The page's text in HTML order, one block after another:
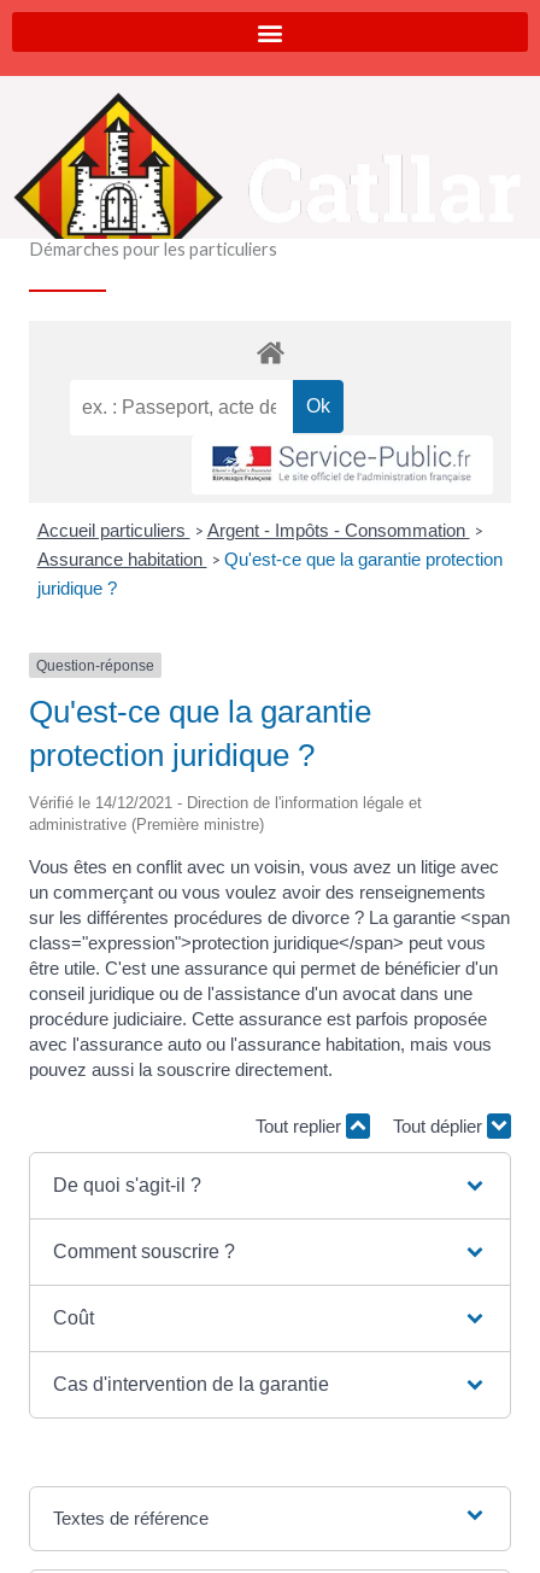
Aller
au
contenu
Démarches pour les particuliers
Accueil particuliers > Argent - Impôts - Consommation >
Assurance habitation > Qu'est-ce que la garantie protection
juridique ?
Question-réponse
Qu'est-ce que la garantie
protection juridique ?
Vérifié le 14/12/2021 - Direction de l'information légale et
administrative (Première ministre)
Vous êtes en conflit avec un voisin, vous avez un litige avec
un commerçant ou vous voulez avoir des renseignements
sur les différentes procédures de divorce ? La garantie <span
class="expression">protection juridique</span> peut vous
être utile. C'est une assurance qui permet de bénéficier d'un
conseil juridique ou de l'assistance d'un avocat dans une
procédure judiciaire. Cette assurance est parfois proposée
avec l'assurance auto ou l'assurance habitation, mais vous
pouvez aussi la souscrire directement.
Tout replier Tout déplier
De quoi s'agit-il ?
Comment souscrire ?
Coût
Cas d'intervention de la garantie
Textes de référence